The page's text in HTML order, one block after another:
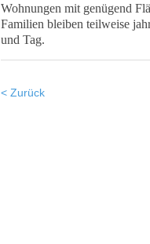
Wohnungen mit genügend
Familien bleiben teilweise
und Tag.
< Zurück